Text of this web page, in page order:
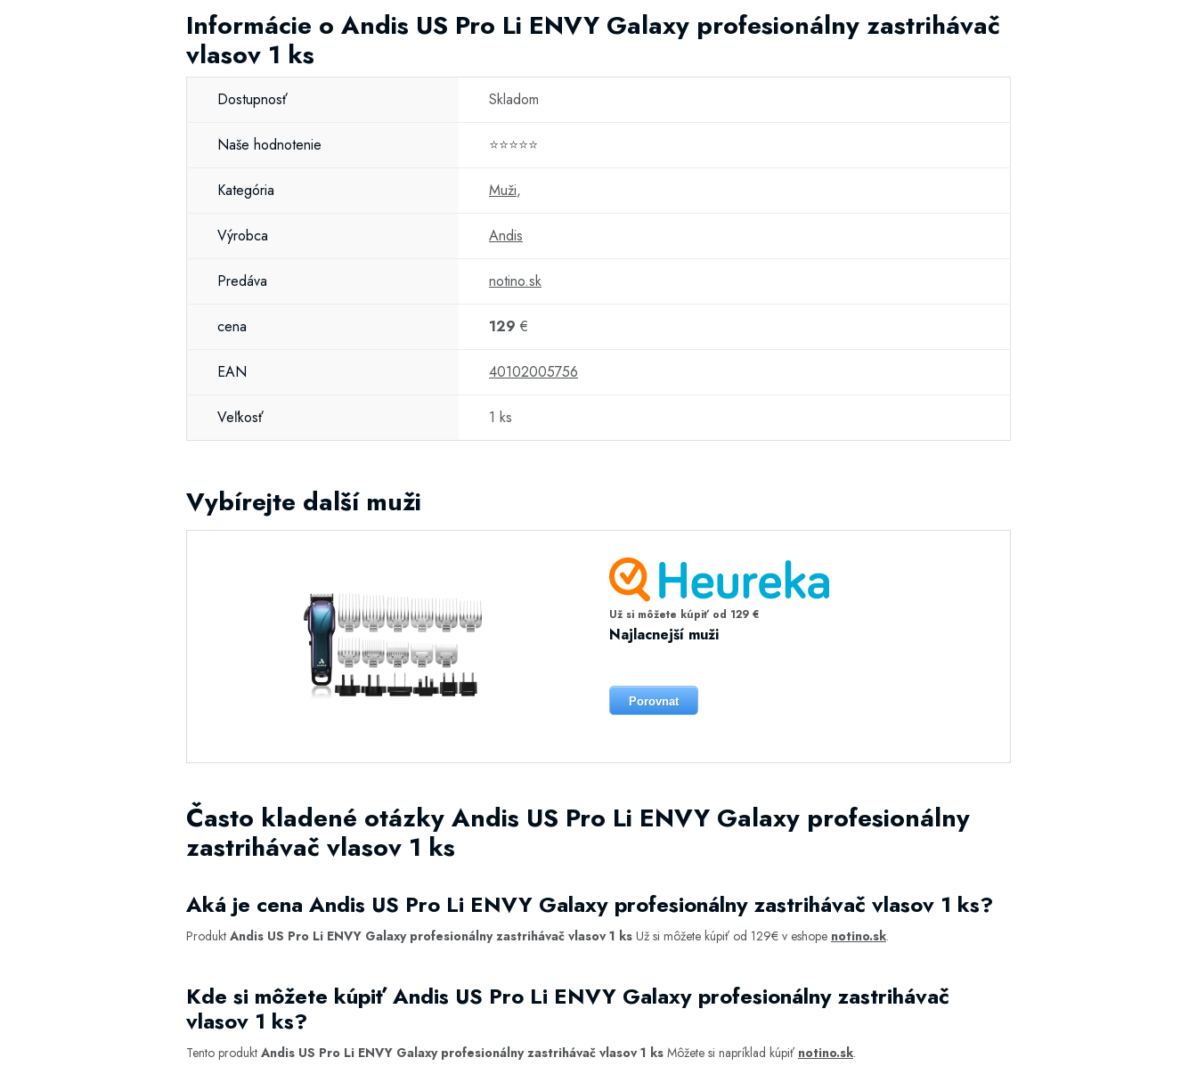
Informácie o Andis US Pro Li ENVY Galaxy profesionálny zastrihávač
vlasov 1 ks
Dostupnosť Skladom
Naše hodnotenie ⭐⭐⭐⭐⭐
Kategória Muži,
Výrobca Andis
Predáva notino.sk
cena 129 €
EAN 40102005756
Veľkosť 1 ks
Vybírejte další muži
Už si môžete kúpiť od 129 €
Najlacnejší muži
Porovnat
Často kladené otázky Andis US Pro Li ENVY Galaxy profesionálny
zastrihávač vlasov 1 ks
Aká je cena Andis US Pro Li ENVY Galaxy profesionálny zastrihávač vlasov 1 ks?
Produkt Andis US Pro Li ENVY Galaxy profesionálny zastrihávač vlasov 1 ks Už si môžete kúpiť od 129€ v eshope notino.sk.
Kde si môžete kúpiť Andis US Pro Li ENVY Galaxy profesionálny zastrihávač
vlasov 1 ks?
Tento produkt Andis US Pro Li ENVY Galaxy profesionálny zastrihávač vlasov 1 ks Môžete si napríklad kúpiť notino.sk.